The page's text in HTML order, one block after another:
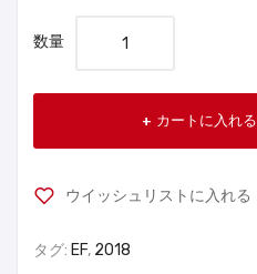
数量
カートに入れる
ウイッシュリストに入れる
タグ: EF, 2018